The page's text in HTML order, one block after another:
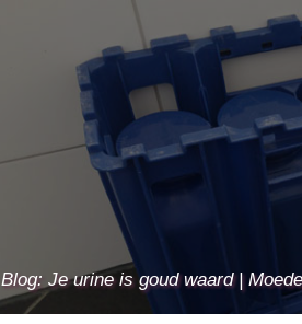
Blog: Je urine is goud waard |